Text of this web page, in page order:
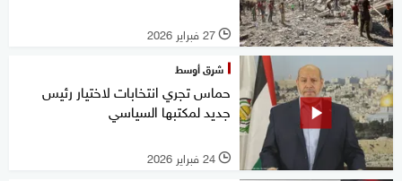
l 27 فبراير 2026
شرق أوسط
حماس تجري انتخابات لاختيار رئيس
جديد لمكتبها السياسي
l 24 فبراير 2026